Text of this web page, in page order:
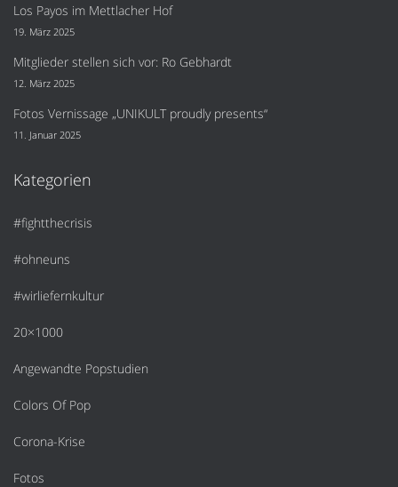
Los Payos im Mettlacher Hof
19. März 2025
Mitglieder stellen sich vor: Ro Gebhardt
12. März 2025
Fotos Vernissage „UNIKULT proudly presents“
11. Januar 2025
Kategorien
#fightthecrisis
#ohneuns
#wirliefernkultur
20×1000
Angewandte Popstudien
Colors Of Pop
Corona-Krise
Fotos